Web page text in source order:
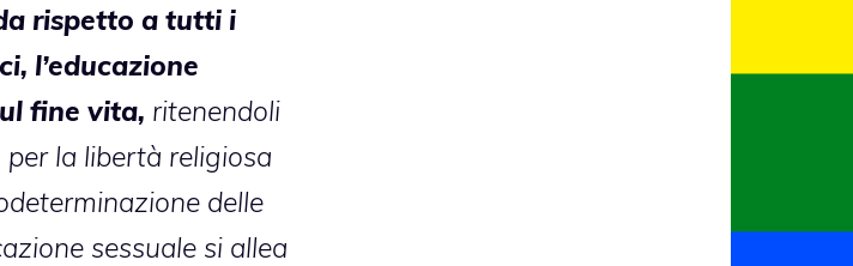
rispetto a tutti i
l’educazione
fine vita, ritenendoli
la libertà religiosa
delle
sessuale si allea